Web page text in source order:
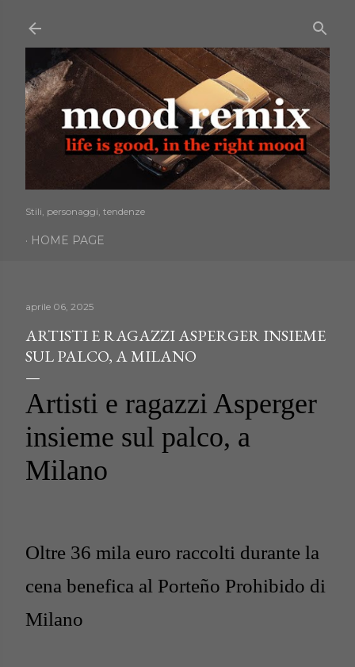
Stili, personaggi, tendenze
HOME PAGE
aprile 06, 2025
ARTISTI E RAGAZZI ASPERGER INSIEME
SUL PALCO, A MILANO
Artisti e ragazzi Asperger
insieme sul palco, a
Milano
Oltre 36 mila euro raccolti durante la
cena benefica al Porteño Prohibido di
Milano